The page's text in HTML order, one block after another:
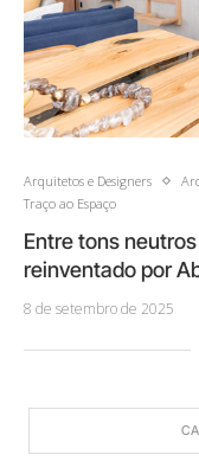
Arquitetos e Designers
Traço ao Espaço
Entre tons
reinventado por
8 de setembro de 2025